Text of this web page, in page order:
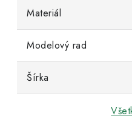
Materiál
Modelový rad
Šírka